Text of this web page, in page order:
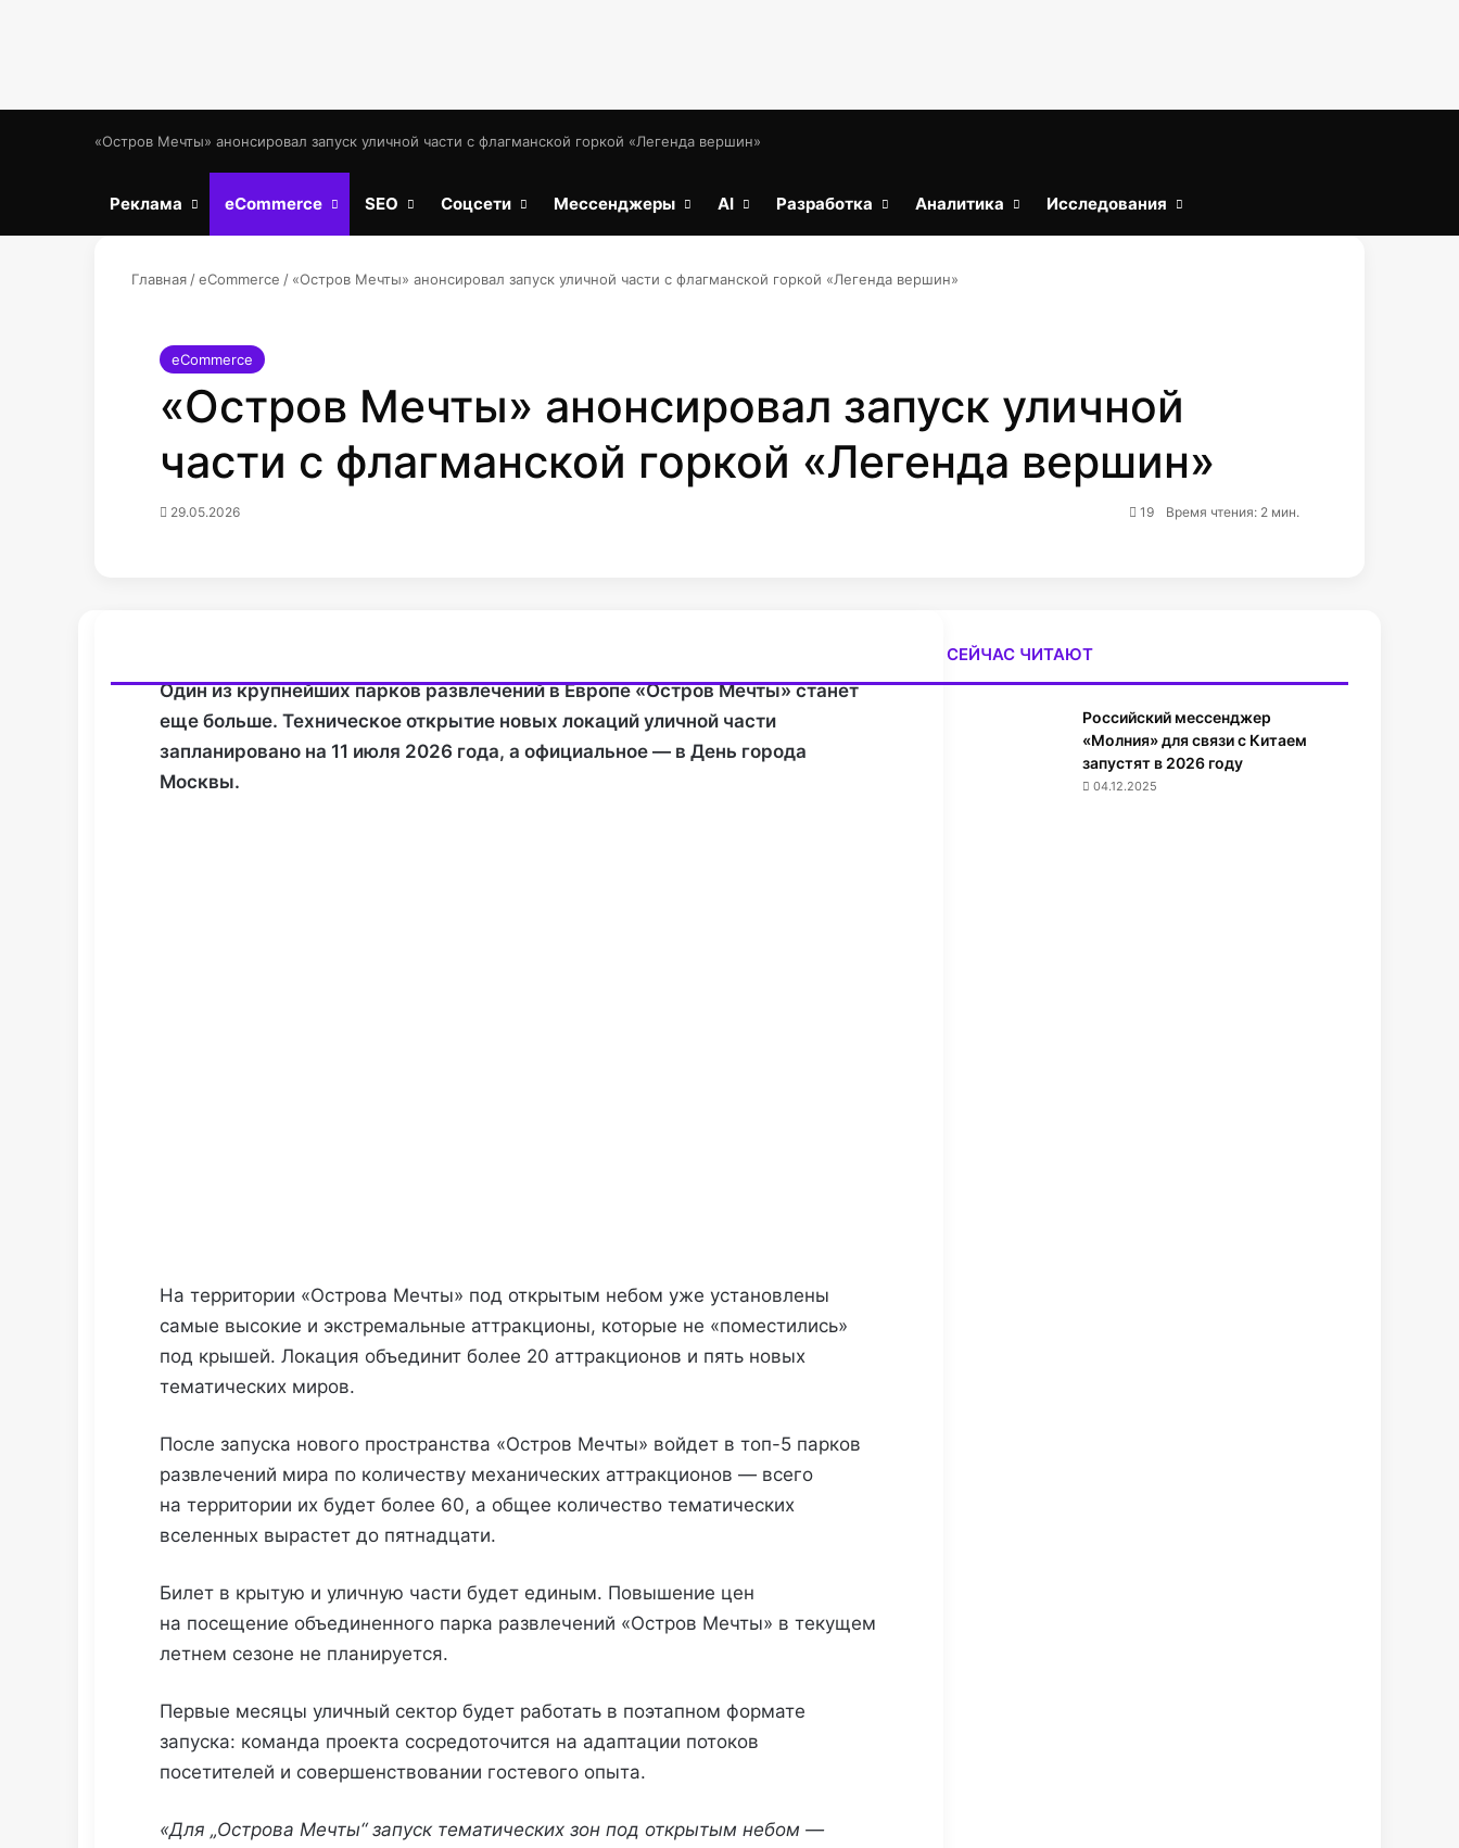
«Остров Мечты» анонсировал запуск уличной части с флагманской горкой «Легенда вершин»
Реклама eCommerce SEO Соцсети Мессенджеры AI Разработка Аналитика Исследования
Главная /eCommerce / «Остров Мечты» анонсировал запуск уличной части с флагманской горкой «Легенда вершин»
eCommerce
«Остров Мечты» анонсировал запуск уличной
части с флагманской горкой «Легенда вершин»
29.05.2026 19 Время чтения: 2 мин.
Один из крупнейших парков развлечений в Европе «Остров Мечты» станет
еще больше. Техническое открытие новых локаций уличной части
запланировано на 11 июля 2026 года, а официальное — в День города
Москвы.
На территории «Острова Мечты» под открытым небом уже установлены
самые высокие и экстремальные аттракционы, которые не «поместились»
под крышей. Локация объединит более 20 аттракционов и пять новых
тематических миров.
После запуска нового пространства «Остров Мечты» войдет в топ-5 парков
развлечений мира по количеству механических аттракционов — всего
на территории их будет более 60, а общее количество тематических
вселенных вырастет до пятнадцати.
Билет в крытую и уличную части будет единым. Повышение цен
на посещение объединенного парка развлечений «Остров Мечты» в текущем
летнем сезоне не планируется.
Первые месяцы уличный сектор будет работать в поэтапном формате
запуска: команда проекта сосредоточится на адаптации потоков
посетителей и совершенствовании гостевого опыта.
«Для „Острова Мечты“ запуск тематических зон под открытым небом —
СЕЙЧАС ЧИТАЮТ
З
Российский мессенджер
«Молния» для связи с Китаем
запустят в 2026 году
04.12.2025